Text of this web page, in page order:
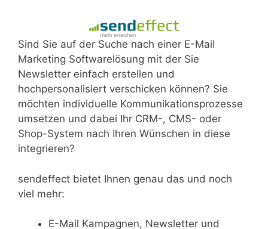
Sind Sie auf der Suche nach einer E-Mail
Marketing Softwarelösung mit der Sie
Newsletter einfach erstellen und
hochpersonalisiert verschicken können? Sie
möchten individuelle Kommunikationsprozesse
umsetzen und dabei Ihr CRM-, CMS- oder
Shop-System nach Ihren Wünschen in diese
integrieren?
sendeffect bietet Ihnen genau das und noch
viel mehr:
E-Mail Kampagnen, Newsletter und